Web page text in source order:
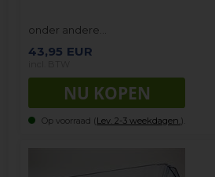
onder andere…
43,95 EUR
Op voorraad (Lev. 2-3 weekdagen. ).